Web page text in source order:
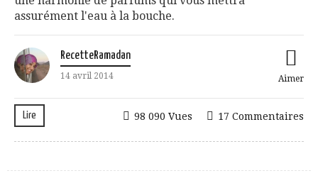
assurément l'eau à la bouche.
RecetteRamadan
14 avril 2014 Aimer
Lire 17 Commentaires
98 090 Vues